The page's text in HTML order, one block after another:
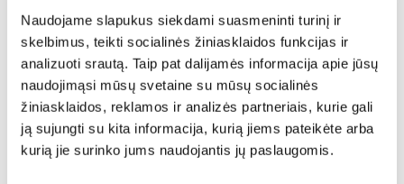
Naudojame slapukus siekdami suasmeninti turinį ir
skelbimus, teikti socialinės žiniasklaidos funkcijas ir
analizuoti srautą. Taip pat dalijamės informacija apie jūsų
naudojimąsi mūsų svetaine su mūsų socialinės
žiniasklaidos, reklamos ir analizės partneriais, kurie gali
ją sujungti su kita informacija, kurią jiems pateikėte arba
kurią jie surinko jums naudojantis jų paslaugomis.
Kepenis valančios burokėlių